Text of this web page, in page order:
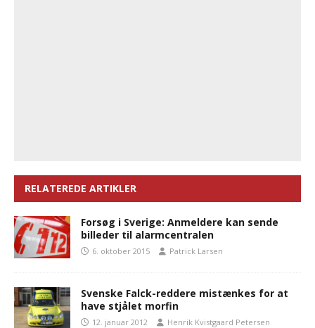
RELATEREDE ARTIKLER
Forsøg i Sverige: Anmeldere kan sende
billeder til alarmcentralen
6. oktober 2015 Patrick Larsen
Svenske Falck-reddere mistænkes for at
have stjålet morfin
12. januar 2012 Henrik Kvistgaard Petersen